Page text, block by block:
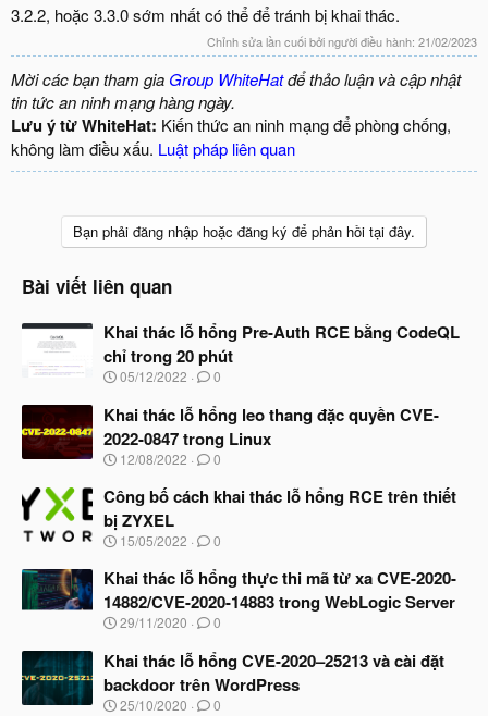
3.2.2, hoặc 3.3.0 sớm nhất có thể để tránh bị khai thác.
Chỉnh sửa lần cuối bởi người điều hành: 21/02/2023
Mời các bạn tham gia Group WhiteHatđể thảo luận và cập nhật
tin tức an ninh mạng hàng ngày.
Lưu ý từ WhiteHat: Kiến thức an ninh mạng để phòng chống,
không làm điều xấu. Luật pháp liên quan
Bạn phải đăng nhập hoặc đăng ký để phản hồi tại đây.
Bài viết liên quan
Khai thác lỗ hổng Pre-Auth RCE bằng CodeQL
chỉ trong 20 phút
N
à
y
b
ắ
đ
ầ
u
05/12/2022 0
Khai thác lỗ hổng leo thang đặc quyền CVE-
2022-0847 trong Linux
N
à
b
ắ
đ
ầ
u
12/08/2022 0
Công bố cách khai thác lỗ hổng RCE trên thiết
bị ZYXEL
N
à
b
ắ
đ
ầ
u
15/05/2022 0
Khai thác lỗ hổng thực thi mã từ xa CVE-2020-
14882/CVE-2020-14883 trong WebLogic Server
N
à
y
b
ắ
29/11/2020 0
Khai thác lỗ hổng CVE-2020–25213 và cài đặt
backdoor trên WordPress
N
25/10/2020 0